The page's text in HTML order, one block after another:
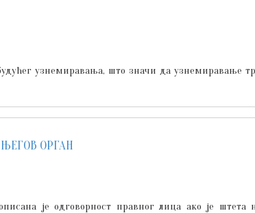
узнемиравања, што значи да узнемиравање
ОРГАН
је одговорност правног лица ако је штета